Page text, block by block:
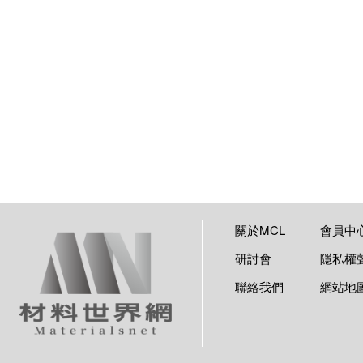
關於MCL
會員中
研討會
隱私權
聯絡我們
網站地